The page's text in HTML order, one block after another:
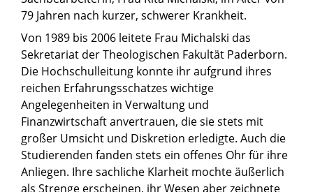
79 Jahren nach kurzer, schwerer Krankheit.
Von 1989 bis 2006 leitete Frau Michalski das
Sekretariat der Theologischen Fakultät Paderborn.
Die Hochschulleitung konnte ihr aufgrund ihres
reichen Erfahrungsschatzes wichtige
Angelegenheiten in Verwaltung und
Finanzwirtschaft anvertrauen, die sie stets mit
großer Umsicht und Diskretion erledigte. Auch die
Studierenden fanden stets ein offenes Ohr für ihre
Anliegen. Ihre sachliche Klarheit mochte äußerlich
als Strenge erscheinen, ihr Wesen aber zeichnete